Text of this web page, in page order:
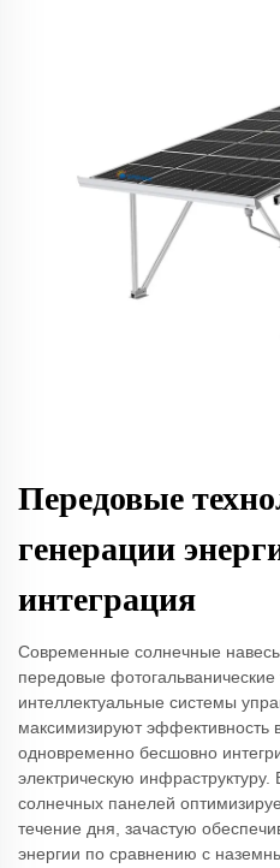
Передовые
генерации
интеграция
Современные солнечные
передовые фотогальванические
интеллектуальные системы
максимизируют эффективность
одновременно бесшовно
электрическую
солнечных панелей
течение дня, зачастую
энергии по сравнению с